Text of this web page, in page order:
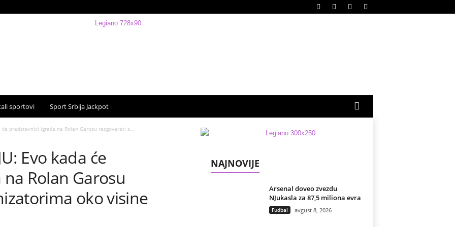
sportovi Sport Srbija Jackpot
će predstavnici igrača na Rolan Garosu razgovarati s...
Evo kada će
Rolan Garosu
oko visine
NAJNOVIJE
Arsenal doveo zvezdu
NJukasla za 87,5 miliona evra
Fudbal avgust 8, 2026